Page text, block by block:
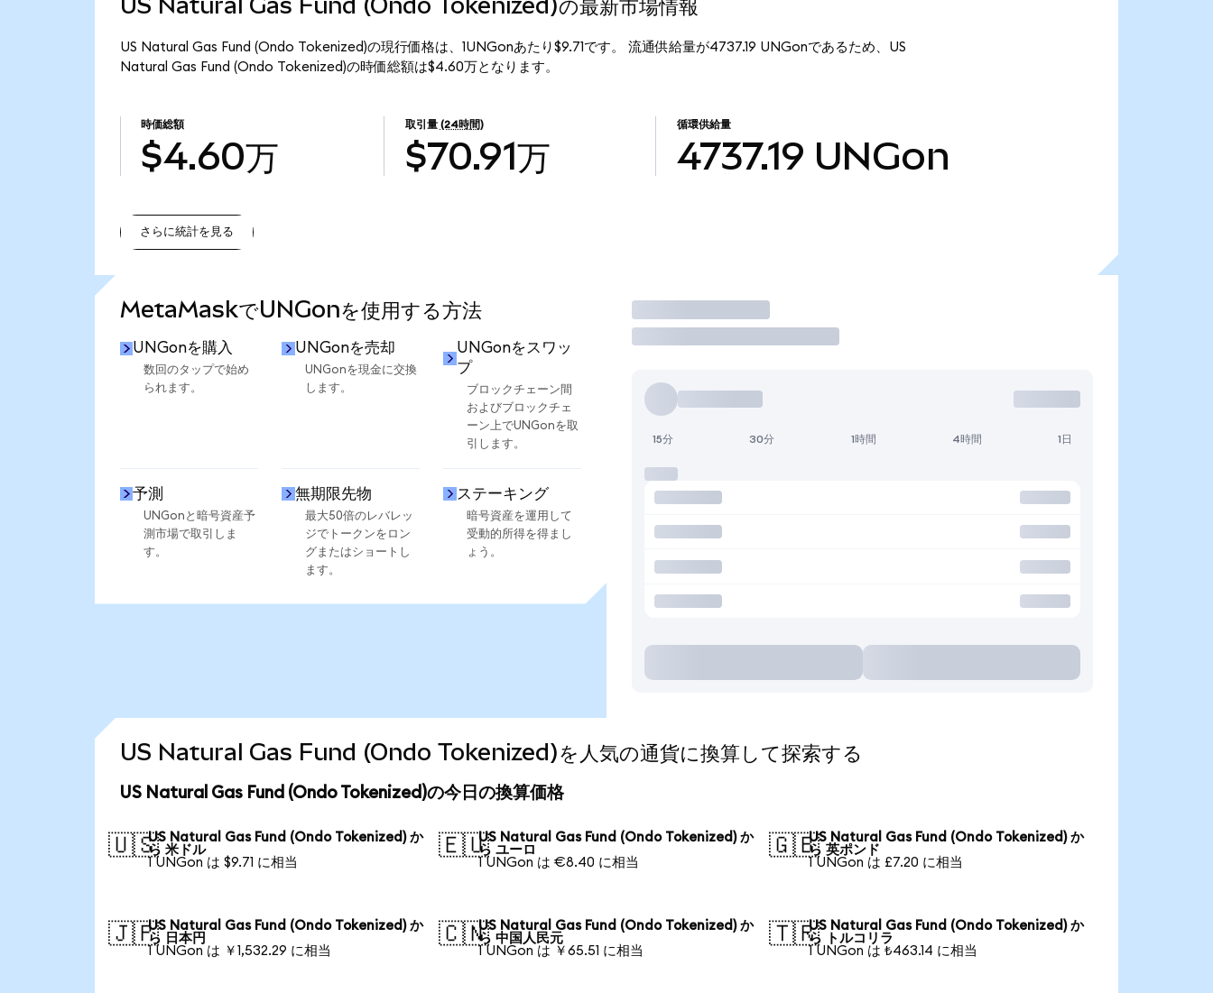
US Natural Gas Fund (Ondo Tokenized)の最新市場情報
US Natural Gas Fund (Ondo Tokenized)の現行価格は、1UNGonあたり$9.71です。 流通供給量が4737.19 UNGonであるため、US
Natural Gas Fund (Ondo Tokenized)の時価総額は$4.60万となります。
時価総額
$4.60万
取引量 (24時間)
$70.91万
循環供給量
4737.19 UNGon
さらに統計を見る
MetaMaskでUNGonを使用する方法
UNGonを購入
数回のタップで始め
られます。
UNGonを売却
UNGonを現金に交換
します。
UNGonをスワッ
プ
ブロックチェーン間
およびブロックチェ
ーン上でUNGonを取
引します。
予測
UNGonと暗号資産予
測市場で取引しま
す。
無期限先物
最大50倍のレバレッ
ジでトークンをロン
グまたはショートし
ます。
ステーキング
暗号資産を運用して
受動的所得を得まし
ょう。
取引
15分 30分 1時間 4時間 1日
US Natural Gas Fund (Ondo Tokenized)を人気の通貨に換算して探索する
US Natural Gas Fund (Ondo Tokenized)の今日の換算価格
🇺🇸US Natural Gas Fund (Ondo Tokenized) か
ら 米ドル
1 UNGon は $9.71 に相当
🇪🇺US Natural Gas Fund (Ondo Tokenized) か
ら ユーロ
1 UNGon は €8.40 に相当
🇬🇧US Natural Gas Fund (Ondo Tokenized) か
ら 英ポンド
1 UNGon は £7.20 に相当
🇯🇵US Natural Gas Fund (Ondo Tokenized) か
ら 日本円
1 UNGon は ￥1,532.29 に相当
🇨🇳US Natural Gas Fund (Ondo Tokenized) か
ら 中国人民元
1 UNGon は ￥65.51 に相当
🇹🇷US Natural Gas Fund (Ondo Tokenized) か
ら トルコリラ
1 UNGon は ₺463.14 に相当